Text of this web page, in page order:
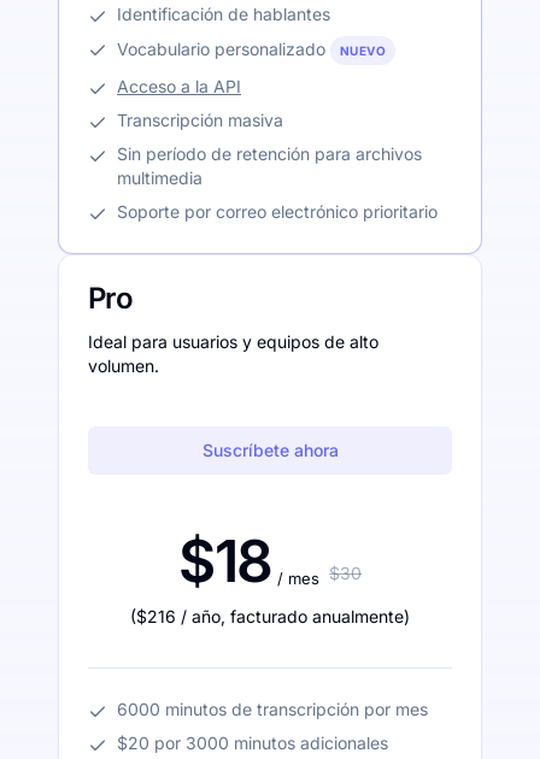
Identificación de hablantes
Vocabulario personalizado
NUEVO
Acceso a la API
Transcripción masiva
Sin período de retención para archivos
multimedia
Soporte por correo electrónico prioritario
Pro
Ideal para usuarios y equipos de alto
volumen.
Suscríbete ahora
$18 / mes $30
($216 / año, facturado anualmente)
6000 minutos de transcripción por mes
$20 por 3000 minutos adicionales